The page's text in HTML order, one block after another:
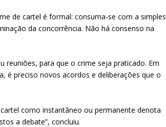
de cartel é formal: consuma-se com a simples
da concorrência. Não há consenso na
reuniões, para que o crime seja praticado. Em
é preciso novos acordos e deliberações que o
como instantâneo ou permanente denota
a debate”, concluiu.